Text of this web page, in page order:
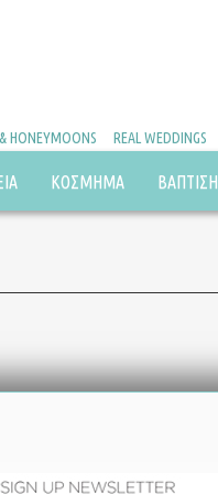
HONEYMOONS REAL WEDDINGS
ΚΟΣΜΗΜΑ ΒΑΠΤΙΣΗ